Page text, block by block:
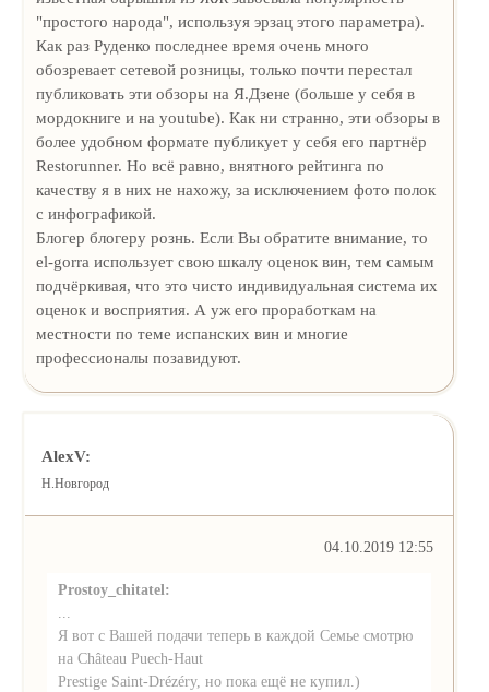
"простого народа", используя эрзац этого параметра).
Как раз Руденко последнее время очень много
обозревает сетевой розницы, только почти перестал
публиковать эти обзоры на Я.Дзене (больше у себя в
мордокниге и на youtube). Как ни странно, эти обзоры в
более удобном формате публикует у себя его партнёр
Restorunner. Но всё равно, внятного рейтинга по
качеству я в них не нахожу, за исключением фото полок
с инфографикой.
Блогер блогеру рознь. Если Вы обратите внимание, то
el-gorra использует свою шкалу оценок вин, тем самым
подчёркивая, что это чисто индивидуальная система их
оценок и восприятия. А уж его проработкам на
местности по теме испанских вин и многие
профессионалы позавидуют.
AlexV:
Н.Новгород
04.10.2019 12:55
Prostoy_chitatel:
...
Я вот с Вашей подачи теперь в каждой Семье смотрю
на Château Puech-Haut
Prestige Saint-Drézéry, но пока ещё не купил.)